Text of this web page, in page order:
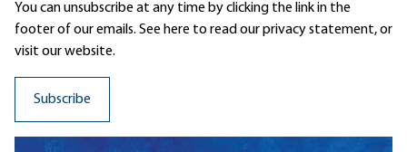
You can unsubscribe at any time by clicking the link in the
footer of our emails. See here to read ourprivacy statement, or
visit our website.